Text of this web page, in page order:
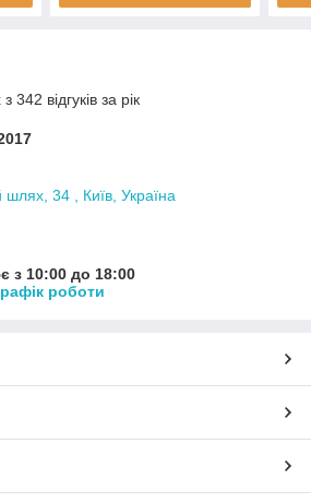
342 відгуків за рік
шлях, 34 , Київ, Україна
з 10:00 до 18:00
роботи